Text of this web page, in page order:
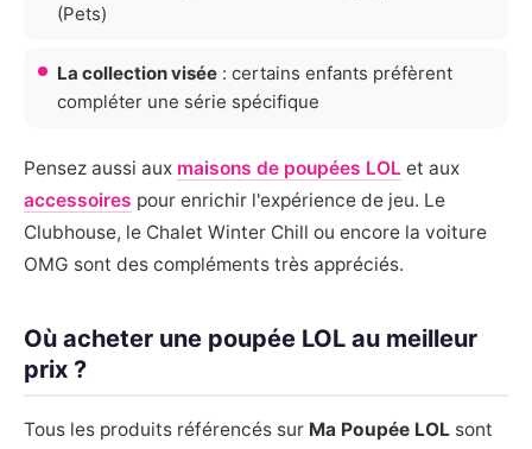
(Pets)
La collection visée : certains enfants préfèrent
compléter une série spécifique
Pensez aussi aux maisons de poupées LOL et aux
accessoires pour enrichir l'expérience de jeu. Le
Clubhouse, le Chalet Winter Chill ou encore la voiture
OMG sont des compléments très appréciés.
Où acheter une poupée LOL au meilleur
prix ?
Tous les produits référencés sur Ma Poupée LOL sont